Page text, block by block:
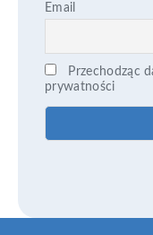
Email
Przechodząc
prywatności